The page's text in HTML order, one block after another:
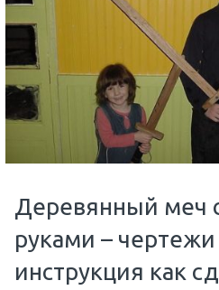
Деревянный меч
руками – чертежи
инструкция как